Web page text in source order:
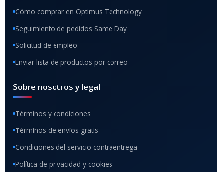
Cómo comprar en Optimus Technology
Seguimiento de pedidos Same Day
Solicitud de empleo
Enviar lista de productos por correo
Sobre nosotros y legal
Términos y condiciones
Términos de envíos gratis
Condiciones del servicio contraentrega
Política de privacidad y cookies